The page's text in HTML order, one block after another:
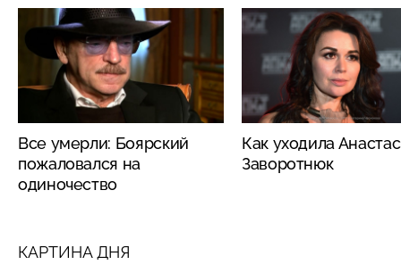
Все умерли: Боярский
пожаловался на
одиночество
Как уходила
Заворотнюк
КАРТИНА ДНЯ